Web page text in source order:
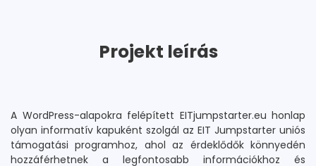
Projekt leírás
A WordPress-alapokra felépített EITjumpstarter.eu honlap
olyan informatív kapuként szolgál az EIT Jumpstarter uniós
támogatási programhoz, ahol az érdeklődők könnyedén
hozzáférhetnek a legfontosabb információkhoz és